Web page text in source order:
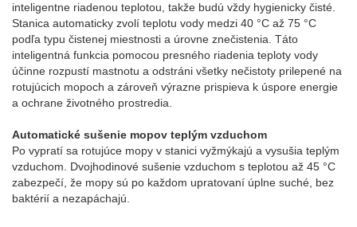
inteligentne riadenou teplotou, takže budú vždy hygienicky čisté.
Stanica automaticky zvolí teplotu vody medzi 40 °C až 75 °C
podľa typu čistenej miestnosti a úrovne znečistenia. Táto
inteligentná funkcia pomocou presného riadenia teploty vody
účinne rozpustí mastnotu a odstráni všetky nečistoty prilepené na
rotujúcich mopoch a zároveň výrazne prispieva k úspore energie
a ochrane životného prostredia.
Automatické sušenie mopov teplým vzduchom
Po vypratí sa rotujúce mopy v stanici vyžmýkajú a vysušia teplým
vzduchom. Dvojhodinové sušenie vzduchom s teplotou až 45 °C
zabezpečí, že mopy sú po každom upratovaní úplne suché, bez
baktérií a nezapáchajú.